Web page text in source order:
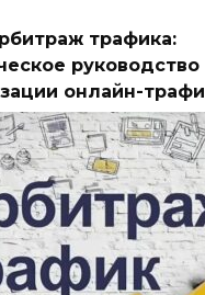
трафика:
руководство
онлайн-